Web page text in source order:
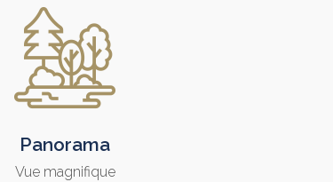
Panorama
Vue magnifique